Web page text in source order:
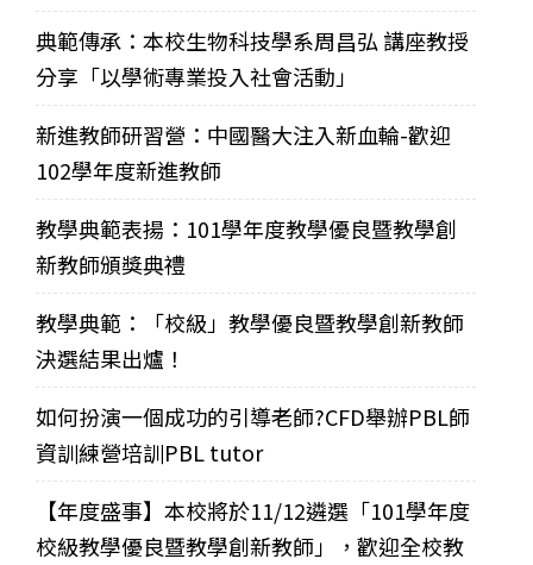
典範傳承：本校生物科技學系周昌弘 講座教授
分享「以學術專業投入社會活動」
新進教師研習營：中國醫大注入新血輪-歡迎
102學年度新進教師
教學典範表揚：101學年度教學優良暨教學創
新教師頒獎典禮
教學典範：「校級」教學優良暨教學創新教師
決選結果出爐！
如何扮演一個成功的引導老師?CFD舉辦PBL師
資訓練營培訓PBL tutor
【年度盛事】本校將於11/12遴選「101學年度
校級教學優良暨教學創新教師」，歡迎全校教